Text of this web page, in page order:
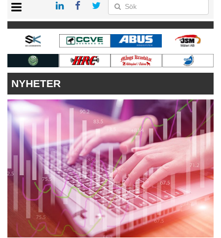
KONTAKT
VÅRA ANDRA MAGASIN
PRENUMERERA
ANNONSERA
NYHETER